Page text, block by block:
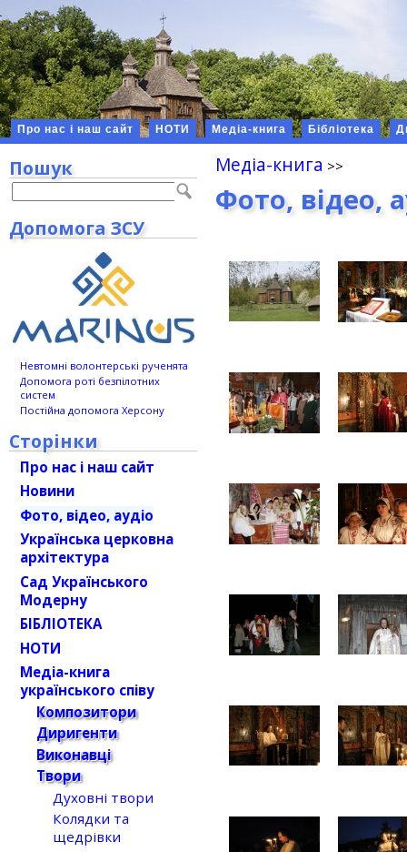
Про нас і наш сайт НОТИ Медіа-книга Бібліотека
Медіа-книга
Фото, відео,
Пошук
Допомога ЗСУ
Невтомні волонтерські рученята
Допомога роті безпілотних
систем
Постійна допомога Херсону
Сторінки
Про нас і наш сайт
Новини
Фото, відео, аудіо
Українська церковна
архітектура
Сад Українського
Модерну
БІБЛІОТЕКА
НОТИ
Медіа-книга
українського співу
Композитори
Диригенти
Виконавці
Твори
Духовні твори
Колядки та
щедрівки